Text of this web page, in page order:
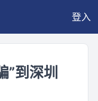
登入
”到深圳